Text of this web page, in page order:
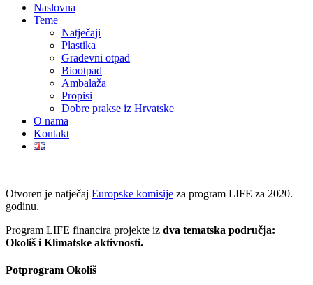
Naslovna
Teme
Natječaji
Plastika
Građevni otpad
Biootpad
Ambalaža
Propisi
Dobre prakse iz Hrvatske
O nama
Kontakt
Otvoren je natječaj Europske komisije za program LIFE za 2020.
godinu.
Program LIFE financira projekte iz dva tematska područja:
Okoliš i Klimatske aktivnosti.
Potprogram Okoliš